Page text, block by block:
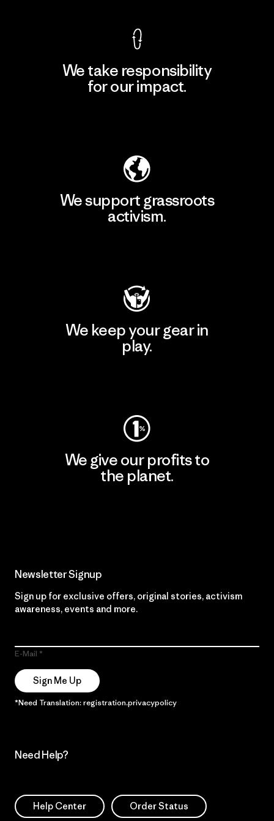
We take responsibility
for our impact.
We support grassroots
activism.
We keep your gear in
play.
We give our profits to
the planet.
Newsletter Signup
Sign up for exclusive offers, original stories, activism
awareness, events and more.
E-Mail
Sign Me Up
*Need Translation: registration.privacypolicy
Need Help?
Help Center Order Status